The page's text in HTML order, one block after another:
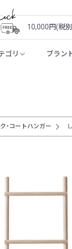
10,000円(税
ゴリ ブラン
・コートハンガー